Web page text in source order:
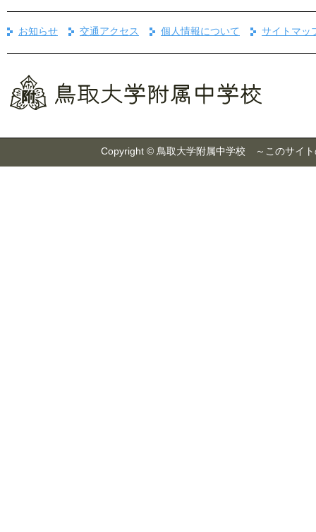
お知らせ 交通アクセス 個人情報について サイトマッ
Copyright © 鳥取大学附属中学校 ～このサイト